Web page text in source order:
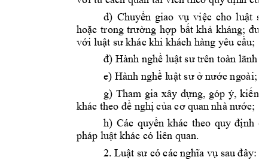
d) Chuyển giao vụ việc cho luật
hoặc trong trường hợp bất khả kháng; đư
với luật sư khác khi khách hàng yêu cầu;
đ) Hành nghề luật sư trên toàn lãnh
e) Hành nghề luật sư ở nước ngoài;
g) Tham gia xây dựng, góp ý, kiến
khác theo đề nghị của cơ quan nhà nước;
h) Các quyền khác theo quy định
pháp luật khác có liên quan.
2. Luật sư có các nghĩa vụ sau đây: